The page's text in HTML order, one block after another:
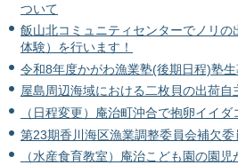
ついて
飯山北コミュニティセンターでノリの
体験）を行います！
令和8年度かがわ漁業塾(後期日程)塾生
屋島周辺海域における二枚貝の出荷
（日程変更）庵治町沖合で抱卵イイ
第23期香川海区漁業調整委員会補欠
（水産食育教室）庵治こども園の園